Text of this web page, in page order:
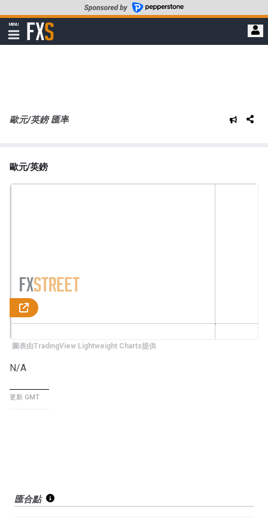
至
要
MENU
顯
示
FXStreet
歐元/英鎊 匯率
歐元/英鎊
圖表由TradingView Lightweight Charts提供
N/A
更新 GMT
匯合點